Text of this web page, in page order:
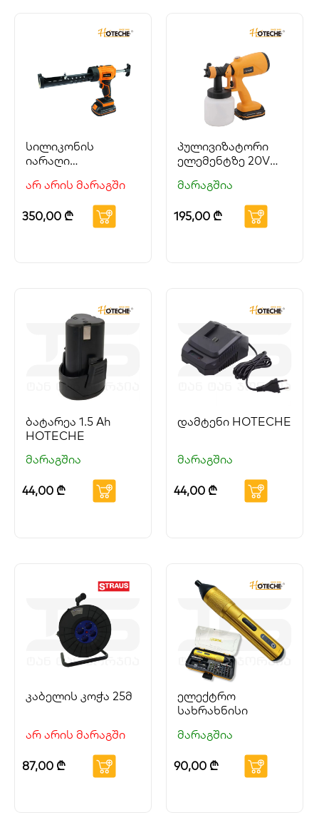
სილიკონის
იარაღი
ელემენტზე 20V
არ არის მარაგში
350,00 ₾
პულივიზატორი
ელემენტზე 20V
მარაგშია
195,00 ₾
ბატარეა 1.5 Ah
HOTECHE
მარაგშია
44,00 ₾
დამტენი HOTECHE
მარაგშია
44,00 ₾
კაბელის კოჭა 25მ
არ არის მარაგში
87,00 ₾
ელექტრო
სახრახნისი
მარაგშია
90,00 ₾